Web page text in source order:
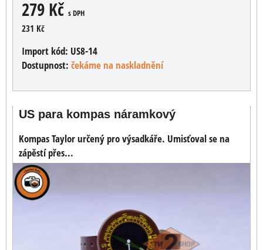
279 Kč s DPH
231 Kč
Import kód: US8-14
Dostupnost: čekáme na naskladnění
US para kompas náramkový
Kompas Taylor určený pro výsadkáře. Umisťoval se na
zápěstí přes...